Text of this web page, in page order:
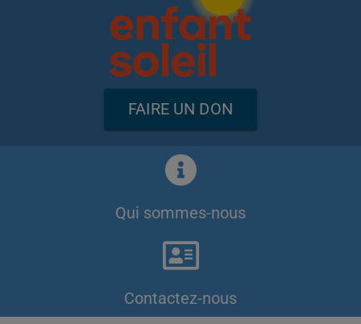
FAIRE UN DON
Qui sommes-nous
Contactez-nous